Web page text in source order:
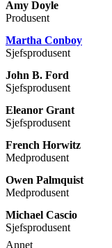
Amy Doyle
Produsent
Martha Conboy
Sjefsprodusent
John B. Ford
Sjefsprodusent
Eleanor Grant
Sjefsprodusent
French Horwitz
Medprodusent
Owen Palmquist
Medprodusent
Michael Cascio
Sjefsprodusent
Annet